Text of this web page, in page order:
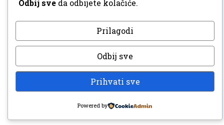
Odbij sve da odbijete kolačiće.
Prilagodi
Odbij sve
Prihvati sve
Powered by